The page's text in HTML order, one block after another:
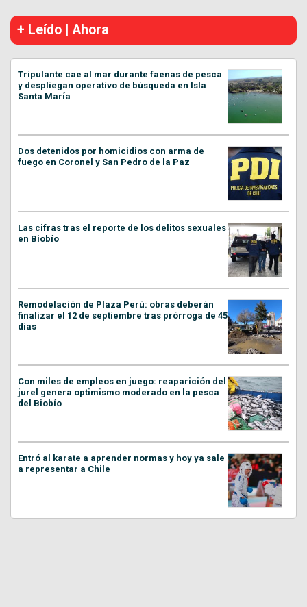
+ Leído | Ahora
Tripulante cae al mar durante faenas de pesca
y despliegan operativo de búsqueda en Isla
Santa María
Dos detenidos por homicidios con arma de
fuego en Coronel y San Pedro de la Paz
Las cifras tras el reporte de los delitos sexuales
en Biobío
Remodelación de Plaza Perú: obras deberán
finalizar el 12 de septiembre tras prórroga de 45
días
Con miles de empleos en juego: reaparición del
jurel genera optimismo moderado en la pesca
del Biobío
Entró al karate a aprender normas y hoy ya sale
a representar a Chile